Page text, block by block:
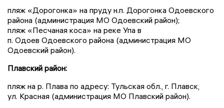
пляж «Дорогонка» на пруду н.п. Дорогонка Одоевского
района (администрация МО Одоевский район);
пляж «Песчаная коса» на реке Упа в
п. Одоев Одоевского района (администрация МО
Одоевский район).
Плавский район:
пляж на р. Плава по адресу: Тульская обл., г. Плавск,
ул. Красная (администрация МО Плавский район).